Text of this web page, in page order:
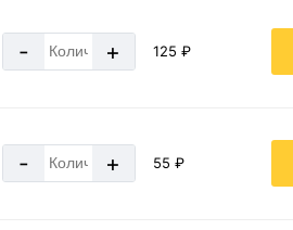
- + 125 ₽
- + 55 ₽